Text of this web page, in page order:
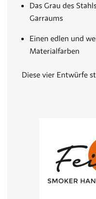
Das Grau des
Garraums
Einen edlen und
Materialfarben
Diese vier Entwürfe